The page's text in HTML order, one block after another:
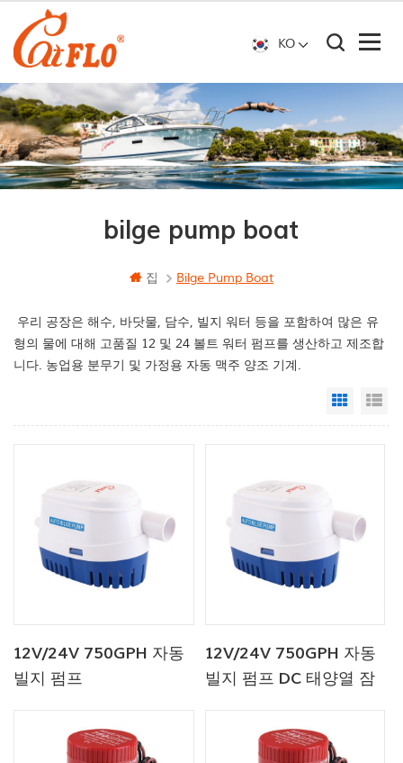
KO
bilge pump boat
집 Bilge Pump Boat
우리 공장은 해수, 바닷물, 담수, 빌지 워터 등을 포함하여 많은 유
형의 물에 대해 고품질 12 및 24 볼트 워터 펌프를 생산하고 제조합
니다. 농업용 분무기 및 가정용 자동 맥주 양조 기계.
Grid
12V/24V 750GPH 자동
빌지 펌프
12V/24V 750GPH 자동
빌지 펌프 DC 태양열 잠